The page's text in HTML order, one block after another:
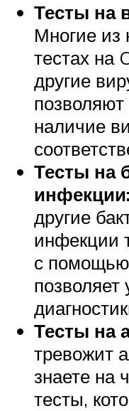
Тесты на
Многие
тестах на
другие
наличие
Тесты на
инфекции:
другие
инфекции
с помощью
позволяет
Тесты на
тревожит
знаете на
тесты,